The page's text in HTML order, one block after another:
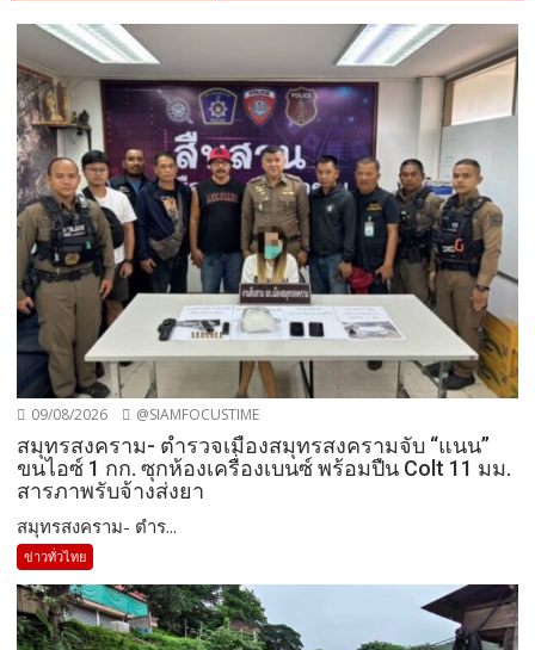
09/08/2026 @SIAMFOCUSTIME
สมุทรสงคราม- ตำรวจเมืองสมุทรสงครามจับ “แนน”
ขนไอซ์ 1 กก. ซุกห้องเครื่องเบนซ์ พร้อมปืน Colt 11 มม.
สารภาพรับจ้างส่งยา
สมุทรสงคราม- ตำร...
ข่าวทั่วไทย